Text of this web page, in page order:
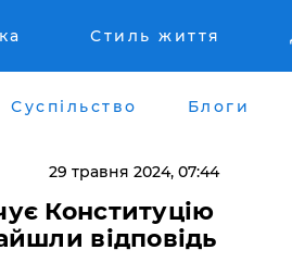
Стиль життя
Суспільство Блоги
29 травня 2024, 07:44
Конституцію
відповідь